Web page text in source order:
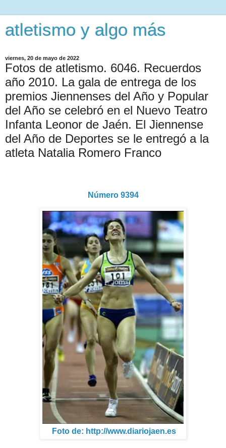
atletismo y algo más
viernes, 20 de mayo de 2022
Fotos de atletismo. 6046. Recuerdos
año 2010. La gala de entrega de los
premios Jiennenses del Año y Popular
del Año se celebró en el Nuevo Teatro
Infanta Leonor de Jaén. El Jiennense
del Año de Deportes se le entregó a la
atleta Natalia Romero Franco
Número 9394
Foto de: http://www.diariojaen.es